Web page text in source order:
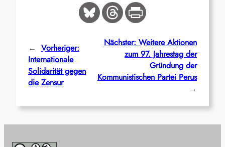
← Vorheriger:
Internationale
Solidarität gegen
die Zensur
Nächster: Weitere Aktionen
zum 97. Jahrestag der
Gründung der
Kommunistischen Partei Perus
→